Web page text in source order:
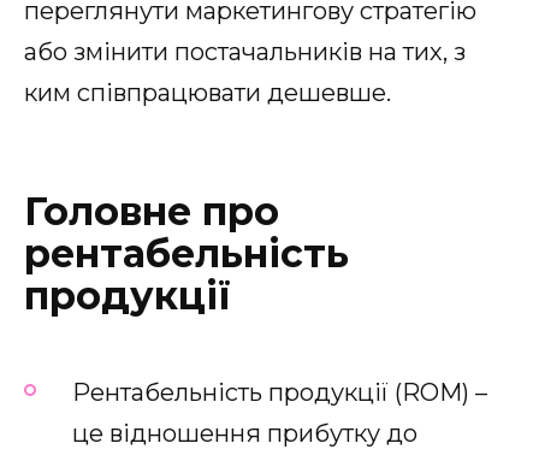
переглянути маркетингову стратегію
або змінити постачальників на тих, з
ким співпрацювати дешевше.
Головне про
рентабельність
продукції
Рентабельність продукції (ROM) –
це відношення прибутку до